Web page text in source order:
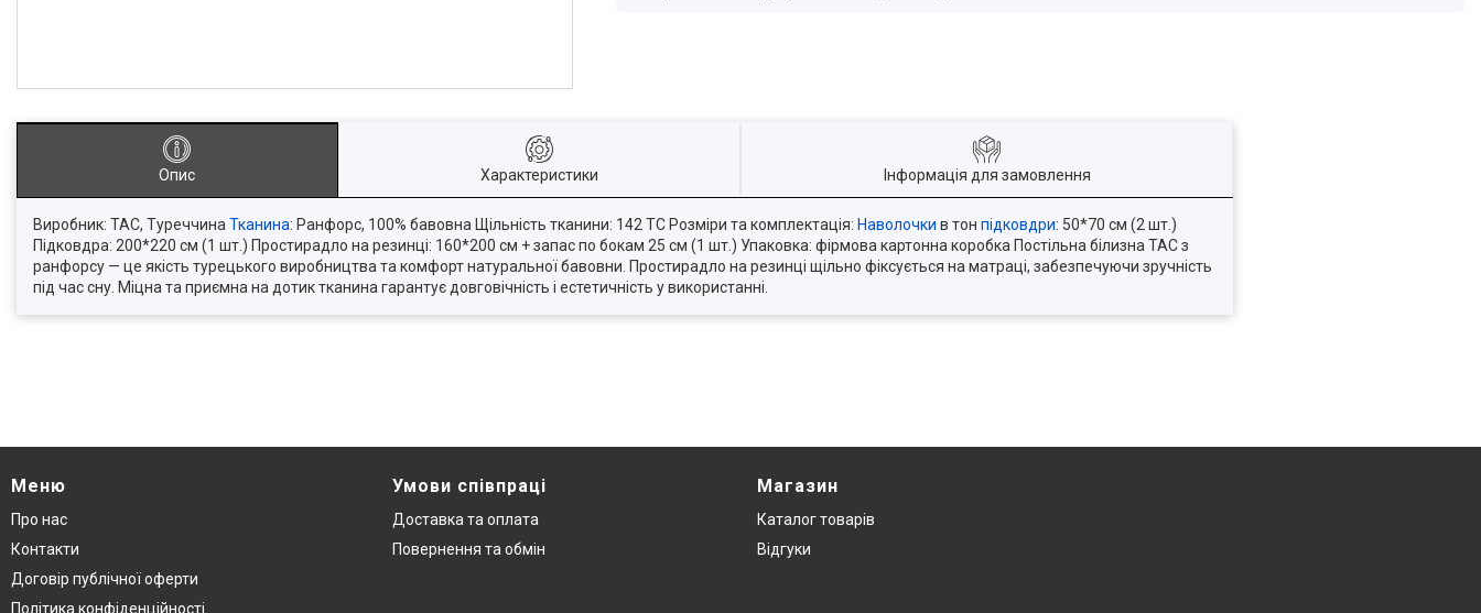
Опис Характеристики Інформація для замовлення
Виробник: TAC, Туреччина Тканина: Ранфорс, 100% бавовна Щільність тканини: 142 TC Розміри та комплектація: Наволочки в тон підковдри: 50*70 см (2 шт.)
Підковдра: 200*220 см (1 шт.) Простирадло на резинці: 160*200 см + запас по бокам 25 см (1 шт.) Упаковка: фірмова картонна коробка Постільна білизна TAC з
ранфорсу — це якість турецького виробництва та комфорт натуральної бавовни. Простирадло на резинці щільно фіксується на матраці, забезпечуючи зручність
під час сну. Міцна та приємна на дотик тканина гарантує довговічність і естетичність у використанні.
Меню
Про нас
Контакти
Договір публічної оферти
Політика конфіденційності
Умови співпраці
Доставка та оплата
Повернення та обмін
Магазин
Каталог товарів
Відгуки